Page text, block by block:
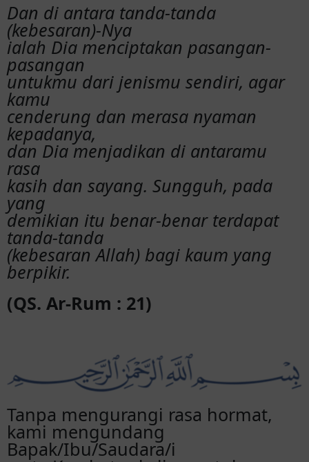
Dan di antara tanda-tanda
(kebesaran)-Nya
ialah Dia menciptakan pasangan-
pasangan
untukmu dari jenismu sendiri, agar
kamu
cenderung dan merasa nyaman
kepadanya,
dan Dia menjadikan di antaramu
rasa
kasih dan sayang. Sungguh, pada
yang
demikian itu benar-benar terdapat
tanda-tanda
(kebesaran Allah) bagi kaum yang
berpikir.
(QS. Ar-Rum : 21)
Tanpa mengurangi rasa hormat,
kami mengundang
Bapak/Ibu/Saudara/i